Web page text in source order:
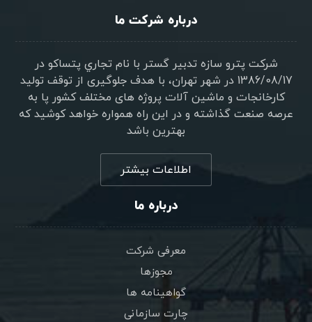
درباره شرکت ما
شرکت پترو سازه تدبير گستر با نام تجاري پتساکو در
1386/08/17 در شهر تهران، با هدف جلوگیری از توقف تولید
کارخانجات و ماشین آلات پروژه های مختلف کشور پا به
عرصه صنعت گذاشته و در این راه همواره خواهد کوشید که
بهترین باشد
اطلاعات بیشتر
درباره ما
معرفی شرکت
مجوزها
گواهینامه ها
چارت سازمانی